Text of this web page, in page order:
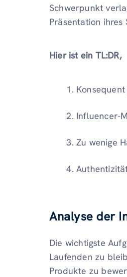
Schwerpunkt
Präsentation
Hier ist ein TL:DR,
Influencer-
Zu wenige
Analyse der
Die wichtigste
Laufenden zu
Produkte zu